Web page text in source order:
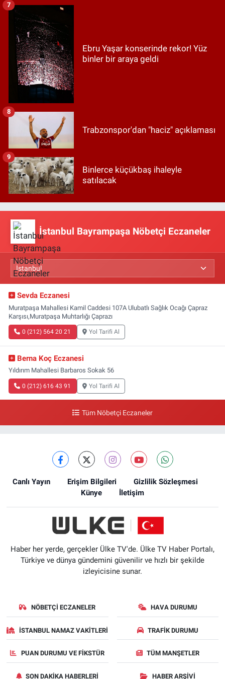
Ebru Yaşar konserinde rekor! Yüz
binler bir araya geldi
7
Trabzonspor'dan "haciz" açıklaması
8
Binlerce küçükbaş ihaleyle
satılacak
9
İstanbul Bayrampaşa Nöbetçi Eczaneler
Sevda Eczanesi
Muratpaşa Mahallesi Kamil Caddesi 107A Ulubatlı Sağlık Ocağı Çapraz
Karşısı,Muratpaşa Muhtarlığı Çaprazı
0 (212) 564 20 21 Yol Tarifi Al
Berna Koç Eczanesi
Yıldırım Mahallesi Barbaros Sokak 56
0 (212) 616 43 91 Yol Tarifi Al
Tüm Nöbetçi Eczaneler
Canlı Yayın Erişim Bilgileri
Gizlilik Sözleşmesi
Künye
İletişim
Haber her yerde, gerçekler Ülke TV'de. Ülke TV Haber Portalı,
Türkiye ve dünya gündemini güvenilir ve hızlı bir şekilde
izleyicisine sunar.
NÖBETÇI ECZANELER HAVA DURUMU
İSTANBUL NAMAZ VAKITLERI TRAFIK DURUMU
PUAN DURUMU VE FIKSTÜR TÜM MANŞETLER
SON DAKIKA HABERLERI HABER ARŞIVI